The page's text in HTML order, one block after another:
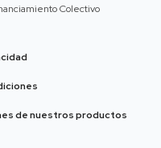
Colectivo
de nuestros productos